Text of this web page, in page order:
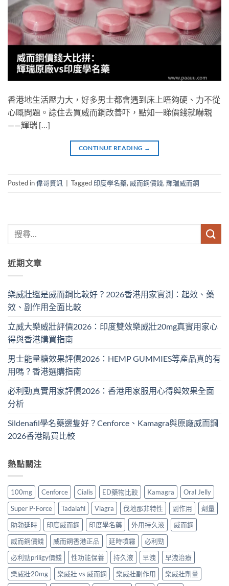
香港地生活壓力大，好多男士都會遇到床上唔夠硬、力不從
心嘅問題。諗住去買威而鋼改善吓，點知一睇價錢就嚇親
——輝瑞 […]
CONTINUE READING →
Posted in偉哥資訊 Tagged印度學名藥, 威而鋼價錢,輝瑞威而鋼
近期文章
樂威壯還是威而鋼比較好？2026香港用家實測：起效、藥
效、副作用全面比較
立威大樂威壯評價2026：印度雙效樂威壯20mg真實用家心
得與香港購買指南
男士能量糖效果評價2026：HEMP GUMMIES等產品真的有
用嗎？香港選購指南
必利勁真實用家評價2026：香港用家服用心得與效果全面
分析
Sildenafil學名藥邊隻好？Cenforce、Kamagra與原廠威而鋼
2026香港購買比較
熱點關注
100mg Cenforce Cialis ED藥物比較 Kamagra
Oral Jelly
Super P-Force
Tadalafil Viagra 伐地那非特性 副作用
劑量
助勃延時
印度威而鋼 印度學名藥 外用持久液
威而鋼
威而鋼價錢
威而鋼香港正品 延時噴霧
必利勁
必利勁priligy價錢
性功能保養 持久液 早洩
早洩治療
樂威壯20mg
樂威壯 vs 威而鋼 樂威壯副作用 樂威壯劑量